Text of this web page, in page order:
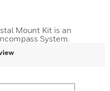
Mount Kit is an
System.